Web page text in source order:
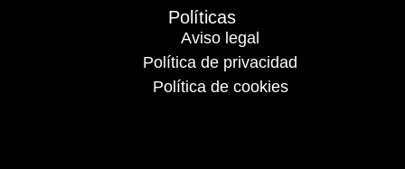
Políticas
Aviso legal
Política de privacidad
Política de cookies